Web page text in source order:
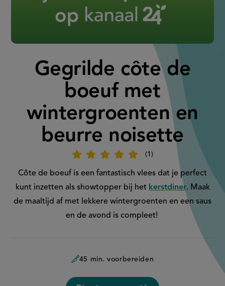
Gegrilde côte de
boeuf met
wintergroenten en
beurre noisette
1
Beoordeel
'Gegrilde
côte
boeuf
met
wintergroenten
beurre
Côte de boeuf is een fantastisch vlees dat je perfect
kunt inzetten als showtopper bij het kerstdiner. Maak
de maaltijd af met lekkere wintergroenten en een saus
en de avond is compleet!
45 min. voorbereiden